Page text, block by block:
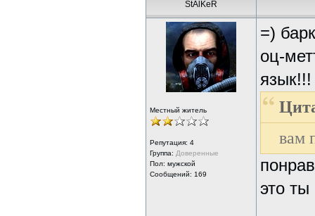
StAlKeR
Местный житель
Репутация: 4
Группа: Доверенные
Пол: мужской
Сообщений: 169
=)
оц-
язык!!!
вам
это ты